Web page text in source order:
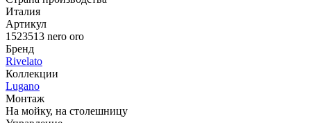
Италия
Артикул
1523513 nero oro
Бренд
Rivelato
Коллекции
Lugano
Монтаж
На мойку, на столешницу